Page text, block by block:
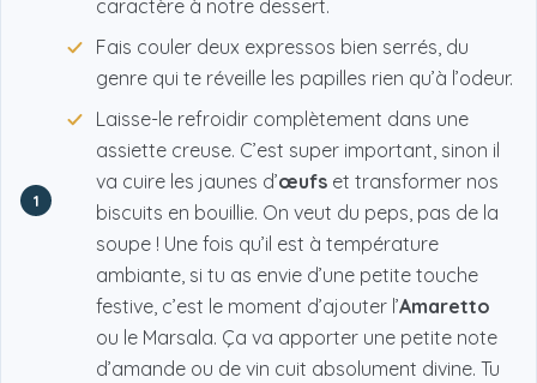
1
caractère à notre dessert.
Fais couler deux expressos bien serrés, du
genre qui te réveille les papilles rien qu’à l’odeur.
Laisse-le refroidir complètement dans une
assiette creuse. C’est super important, sinon il
va cuire les jaunes d’œufs et transformer nos
biscuits en bouillie. On veut du peps, pas de la
soupe ! Une fois qu’il est à température
ambiante, si tu as envie d’une petite touche
festive, c’est le moment d’ajouter l’Amaretto
ou le Marsala. Ça va apporter une petite note
d’amande ou de vin cuit absolument divine. Tu